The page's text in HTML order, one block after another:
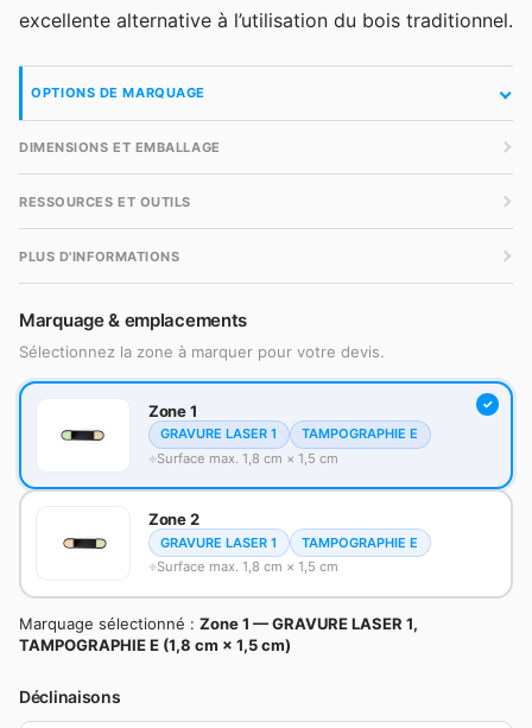
excellente alternative à l’utilisation du bois traditionnel.
OPTIONS DE MARQUAGE
DIMENSIONS ET EMBALLAGE
RESSOURCES ET OUTILS
PLUS D'INFORMATIONS
Marquage & emplacements
Sélectionnez la zone à marquer pour votre devis.
Zone 1
GRAVURE LASER 1
TAMPOGRAPHIE E
Surface max. 1,8 cm × 1,5 cm
Zone 2
GRAVURE LASER 1
TAMPOGRAPHIE E
Surface max. 1,8 cm × 1,5 cm
Marquage sélectionné : Zone 1 — GRAVURE LASER 1,
TAMPOGRAPHIE E (1,8 cm × 1,5 cm)
Déclinaisons